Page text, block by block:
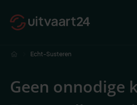
Echt-Susteren
Geen onnodige